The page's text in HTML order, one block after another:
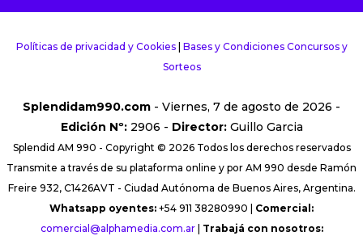
Políticas de privacidad y Cookies| Bases y Condiciones Concursos y
Sorteos
Splendidam990.com - Viernes, 7 de agosto de 2026 -
Edición Nº:2906 - Director:Guillo Garcia
Splendid AM 990 - Copyright © 2026 Todos los derechos reservados
Transmite a través de su plataforma online y por AM 990 desde Ramón
Freire 932, C1426AVT - Ciudad Autónoma de Buenos Aires, Argentina.
Whatsapp oyentes: +54 911 38280990 | Comercial:
comercial@alphamedia.com.ar| Trabajá con nosotros: